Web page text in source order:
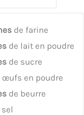
de farine
de lait en poudre
de sucre
œufs en poudre
de beurre